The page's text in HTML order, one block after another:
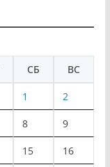
СБ ВС
1 2
8 9
15 16